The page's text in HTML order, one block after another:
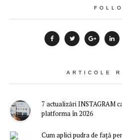
ARTICOLE
7 actualizări INSTAGRAM
platforma în 2026
Cum aplici pudra de față